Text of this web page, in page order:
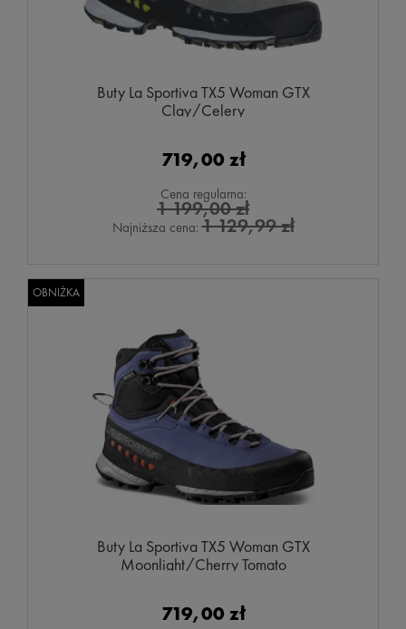
Buty La Sportiva TX5 Woman GTX
Clay/Celery
719,00 zł
Cena regularna:
1 199,00 zł
Najniższa cena:1 129,99 zł
Buty La Sportiva TX5 Woman GTX
Moonlight/Cherry Tomato
719,00 zł
OBNIŻKA